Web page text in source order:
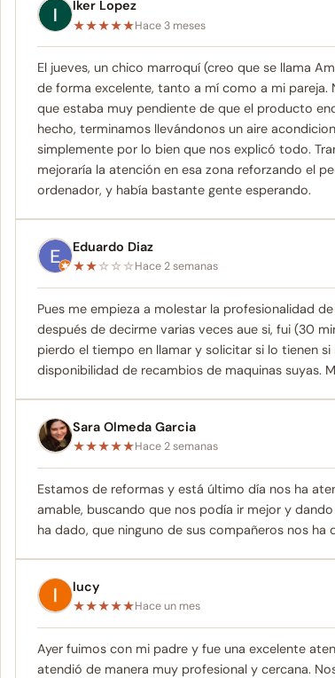
Iker Lopez
★★★★★Hace 3 meses
El jueves, un chico marroquí (creo que se llama
de forma excelente, tanto a mí como a mi pareja.
que estaba muy pendiente de que el producto
hecho, terminamos llevándonos un aire
simplemente por lo bien que nos explicó todo.
mejoraría la atención en esa zona reforzando el
ordenador, y había bastante gente esperando.
Eduardo Diaz
★★☆☆☆Hace 2 semanas
Pues me empieza a molestar la profesionalidad
después de decirme varias veces aue si, fui (30
pierdo el tiempo en llamar y solicitar si lo tienen
disponibilidad de recambios de maquinas suyas.
Sara Olmeda Garcia
★★★★★Hace 2 semanas
Estamos de reformas y está último día nos ha
amable, buscando que nos podía ir mejor y
ha dado, que ninguno de sus compañeros nos ha
lucy
★★★★★Hace un mes
Ayer fuimos con mi padre y fue una excelente
atendió de manera muy profesional y cercana.